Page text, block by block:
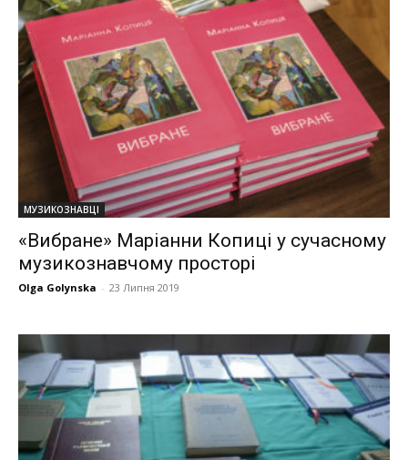
МУЗИКОЗНАВЦІ
«Вибране» Маріанни Копиці у сучасному
музикознавчому просторі
Olga Golynska - 23 Липня 2019